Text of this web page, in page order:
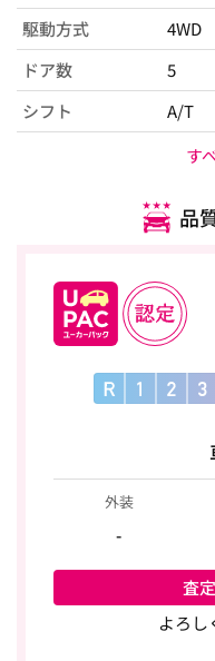
駆動方式
4WD
ドア数
5
シフト
A/T
す
品
外装
-
査
よろし